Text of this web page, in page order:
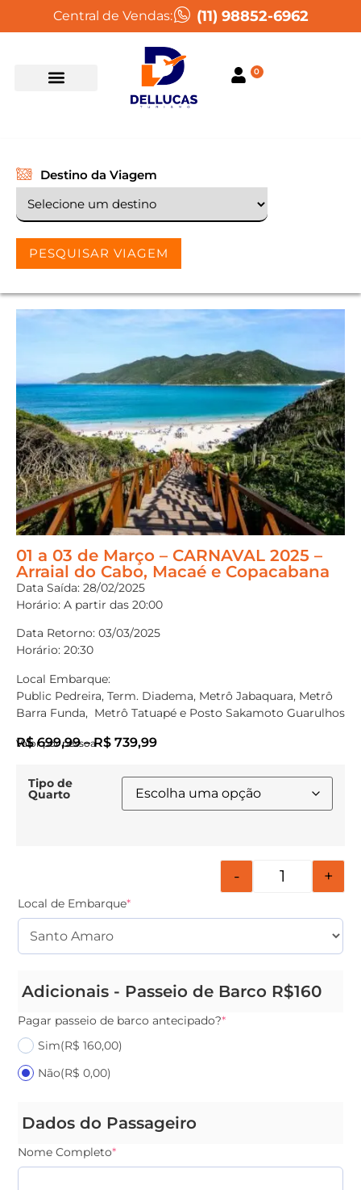
Central de Vendas: (11) 98852-6962
0
Destino da Viagem
PESQUISAR VIAGEM
01 a 03 de Março – CARNAVAL 2025 –
Arraial do Cabo, Macaé e Copacabana
Data Saída: 28/02/2025
Horário: A partir das 20:00
Data Retorno: 03/03/2025
Horário: 20:30
Local Embarque:
Public Pedreira, Term. Diadema, Metrô Jabaquara, Metrô
Barra Funda, Metrô Tatuapé e Posto Sakamoto Guarulhos
R$699,99 – R$ 739,99
Valor por pessoa
Tipo de
Quarto
- +
Local de Embarque*
Adicionais - Passeio de Barco R$160
Pagar passeio de barco antecipado?*
Sim(R$ 160,00)
Não(R$ 0,00)
Dados do Passageiro
Nome Completo*